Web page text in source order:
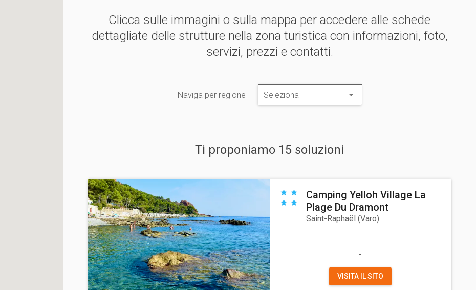
Clicca sulle immagini o sulla mappa per accedere alle schede
dettagliate delle strutture nella zona turistica con informazioni, foto,
servizi, prezzi e contatti.
Naviga per regione
Ti proponiamo 15 soluzioni
Camping Yelloh Village La
Plage Du Dramont
Saint-Raphaël (Varo)
-
VISITA IL SITO